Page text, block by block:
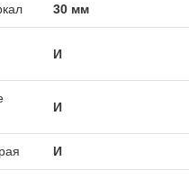
30 мм
И
И
И